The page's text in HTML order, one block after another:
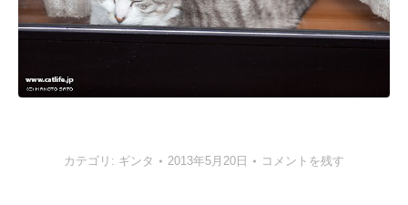
カテゴリ: ギンタ 2013年5月20日 コメントを残す